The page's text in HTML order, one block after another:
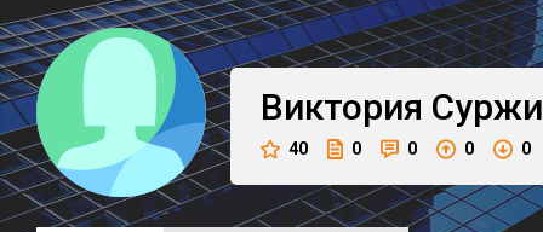
Виктория
40 0 0 0 0